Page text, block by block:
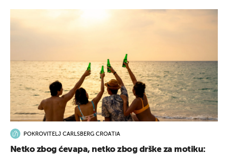
POKROVITELJ CARLSBERG CROATIA
Netko zbog ćevapa, netko zbog drške za motiku: